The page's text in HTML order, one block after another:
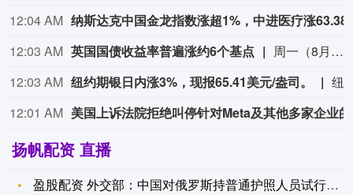
12:04 AM
12:03 AM 英国国债收益率普遍涨约6个基点
周一（8月10日，美国非农就业报告发布之后一个交易日）欧市尾盘，英国10年期国债收益率涨6.7个基点，报4.989%。两年期英债收益率涨6.0个基点，报4.341%。30年期英债收益率涨5.9个基点，50年期英债收益率涨6.0个基点。2/10年期英债收益率利差涨0.709个基点，报+64.543个基点。
12:03 AM 纽约期银日内涨3%，现报65.41美元/盎司。
12:01 AM
扬帆配资 直播
盈股配资 外交部：中国对俄罗斯持普通护照人员试行免签政策